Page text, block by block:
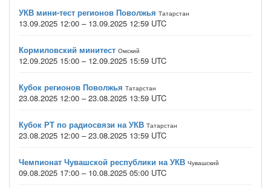
УКВ мини-тест регионов Поволжья Татарстан
13.09.2025 12:00 – 13.09.2025 12:59 UTC
Кормиловский минитест Омский
12.09.2025 15:00 – 12.09.2025 15:59 UTC
Кубок регионов Поволжья Татарстан
23.08.2025 12:00 – 23.08.2025 13:59 UTC
Кубок РТ по радиосвязи на УКВ Татарстан
23.08.2025 12:00 – 23.08.2025 13:59 UTC
Чемпионат Чувашской республики на УКВ Чувашский
09.08.2025 17:00 – 10.08.2025 05:00 UTC